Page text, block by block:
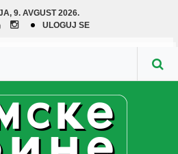
9. AVGUST 2026.
ULOGUJ SE